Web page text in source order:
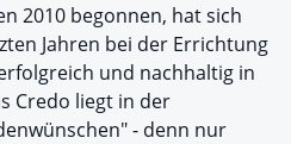
2010 begonnen, hat sich
Jahren bei der Errichtung
und nachhaltig in
Credo liegt in der
- denn nur